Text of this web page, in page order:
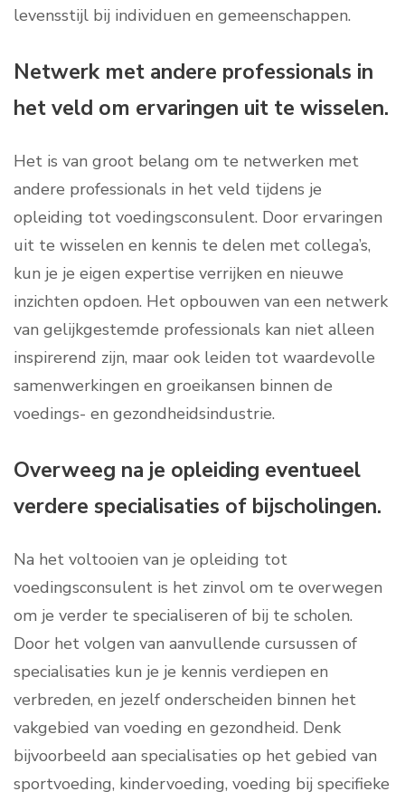
levensstijl bij individuen en gemeenschappen.
Netwerk met andere professionals in
het veld om ervaringen uit te wisselen.
Het is van groot belang om te netwerken met
andere professionals in het veld tijdens je
opleiding tot voedingsconsulent. Door ervaringen
uit te wisselen en kennis te delen met collega’s,
kun je je eigen expertise verrijken en nieuwe
inzichten opdoen. Het opbouwen van een netwerk
van gelijkgestemde professionals kan niet alleen
inspirerend zijn, maar ook leiden tot waardevolle
samenwerkingen en groeikansen binnen de
voedings- en gezondheidsindustrie.
Overweeg na je opleiding eventueel
verdere specialisaties of bijscholingen.
Na het voltooien van je opleiding tot
voedingsconsulent is het zinvol om te overwegen
om je verder te specialiseren of bij te scholen.
Door het volgen van aanvullende cursussen of
specialisaties kun je je kennis verdiepen en
verbreden, en jezelf onderscheiden binnen het
vakgebied van voeding en gezondheid. Denk
bijvoorbeeld aan specialisaties op het gebied van
sportvoeding, kindervoeding, voeding bij specifieke